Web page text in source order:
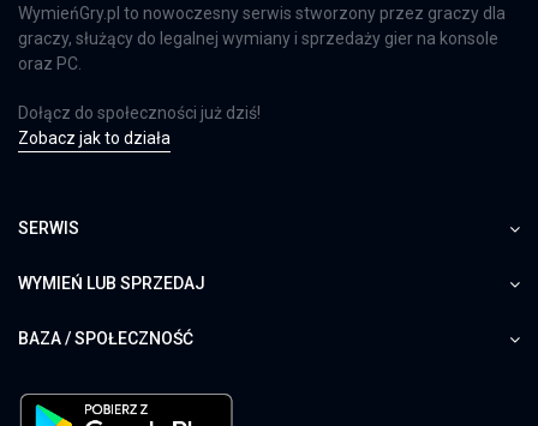
WymieńGry.pl to nowoczesny serwis stworzony przez graczy dla
graczy, służący do legalnej wymiany i sprzedaży gier na konsole
oraz PC.
Dołącz do społeczności już dziś!
Zobacz jak to działa
SERWIS
WYMIEŃ LUB SPRZEDAJ
BAZA / SPOŁECZNOŚĆ